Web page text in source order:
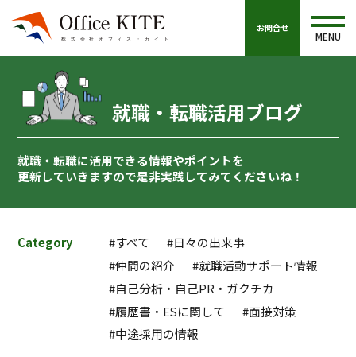
お問合せ
MENU
就職・転職活用ブログ
就職・転職に活用できる情報やポイントを
更新していきますので是非実践してみてくださいね！
Category #すべて
#日々の出来事
#仲間の紹介
#就職活動サポート情報
#自己分析・自己PR・ガクチカ
#履歴書・ESに関して
#面接対策
#中途採用の情報